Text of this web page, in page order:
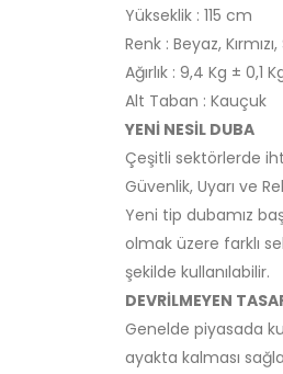
Yükseklik : 115 cm
Renk : Beyaz,
Ağırlık : 9,4 Kg ± 0,1
Alt Taban : Kauçuk
YENİ NESİL DUBA
Çeşitli sektörlerde
Güvenlik, Uyarı ve
Yeni tip dubamız
olmak üzere farklı
şekilde kullanılabilir.
DEVRİLMEYEN
Genelde piyasada
ayakta kalması